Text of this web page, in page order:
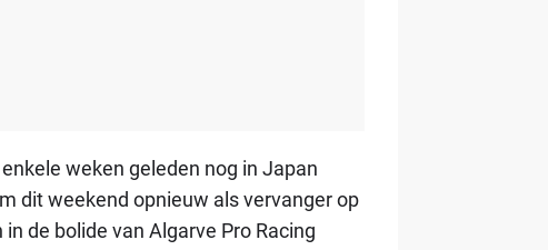
weken geleden nog in Japan
dit weekend opnieuw als vervanger op
de bolide van Algarve Pro Racing